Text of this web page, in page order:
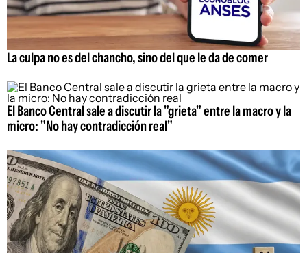
La culpa no es del chancho, sino del que le da de comer
El Banco Central sale a discutir la "grieta" entre la macro y la
micro: "No hay contradicción real"